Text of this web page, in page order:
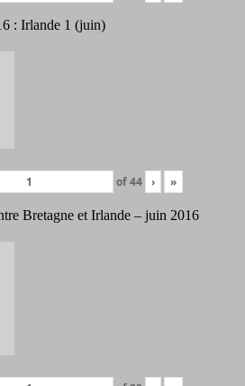
: Irlande 1 (juin)
of44 › »
Bretagne et Irlande – juin 2016